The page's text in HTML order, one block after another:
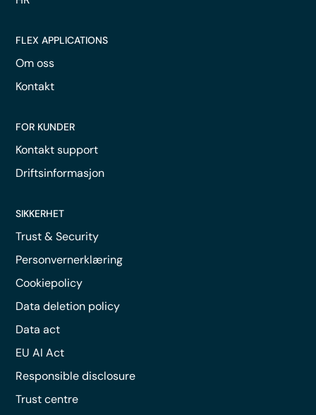
FLEX APPLICATIONS
Om oss
Kontakt
FOR KUNDER
Kontakt support
Driftsinformasjon
SIKKERHET
Trust & Security
Personvernerklæring
Cookiepolicy
Data deletion policy
Data act
EU AI Act
Responsible disclosure
Trust centre